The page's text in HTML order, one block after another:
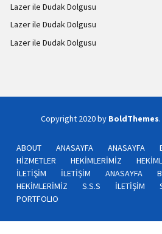
Lazer ile Dudak Dolgusu
Lazer ile Dudak Dolgusu
Lazer ile Dudak Dolgusu
Copyright 2020 by BoldThemes
ABOUT ANASAYFA ANASAYFA
HİZMETLER
HEKİMLERİMİZ
İLETİŞİM
İLETİŞİM ANASAYFA
HEKİMLERİMİZ
S.S.S İLETİŞİM
PORTFOLIO